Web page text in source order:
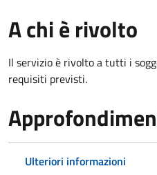
A chi è rivolto
Il servizio è rivolto a tutti i
requisiti previsti.
Ulteriori informazioni